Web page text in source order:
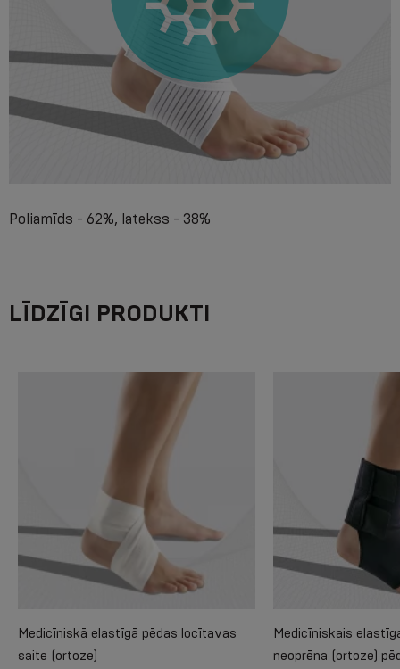
Poliamīds - 62%, latekss - 38%
LĪDZĪGI PRODUKTI
Medicīniskā elastīgā pēdas locītavas
saite (ortoze)
Medicīniskais
neoprēna (ortoze)